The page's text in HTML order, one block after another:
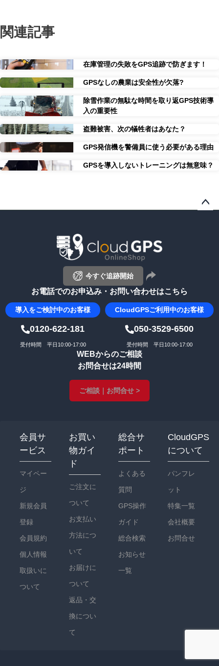
関連記事
在庫管理の失敗をGPS追跡で防ぎます！
GPSなしの農業は安全性が欠落?
除雪作業の無駄な時間を取り返GPS技術導
入の重要性
盗難被害、次の犠牲者はあなた？
GPS発信機を警備員に使う必要がある理由
GPSを導入しないトレーニングは無意味？
今すぐ追跡開始
お電話でのお申込み・お問い合わせはこちら
導入をご検討中のお客様 CloudGPSご利用中のお客様
0120-622-181 050-3529-6500
受付時間 平日10:00-17:00 受付時間 平日10:00-17:00
WEBからのご相談
お問合せは24時間
ご相談｜お問合せ >
会員サ
ービス
マイペー
ジ
新規会員
登録
会員規約
個人情報
取扱いに
ついて
お買い
物ガイ
ド
ご注文に
ついて
お支払い
方法につ
いて
お届けに
ついて
返品・交
換につい
て
総合サ
ポート
よくある
質問
GPS操作
ガイド
総合検索
お知らせ
一覧
CloudGPS
について
パンフレ
ット
特集一覧
会社概要
お問合せ